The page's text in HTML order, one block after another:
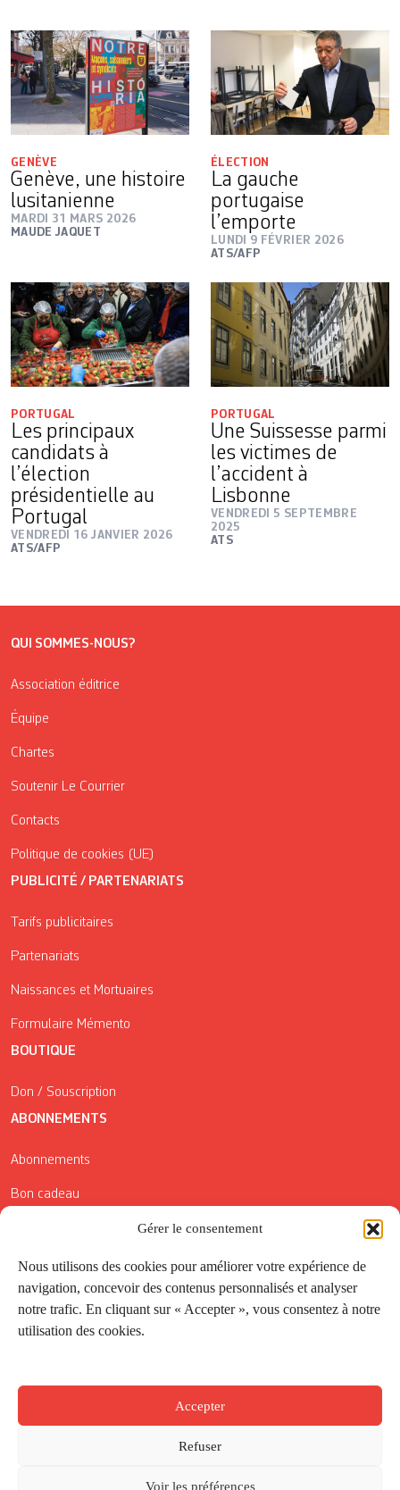
Gérer le consentement
Nous utilisons des cookies pour améliorer votre expérience de
navigation, concevoir des contenus personnalisés et analyser
notre trafic. En cliquant sur « Accepter », vous consentez à notre
utilisation des cookies.
Accepter
Refuser
Voir les préférences
GENÈVE
Genève, une histoire
lusitanienne
MARDI 31 MARS 2026
MAUDE JAQUET
ÉLECTION
La gauche
portugaise
l’emporte
LUNDI 9 FÉVRIER 2026
ATS/AFP
PORTUGAL
Les principaux
candidats à
l’élection
présidentielle au
Portugal
VENDREDI 16 JANVIER 2026
ATS/AFP
PORTUGAL
Une Suissesse parmi
les victimes de
l’accident à
Lisbonne
VENDREDI 5 SEPTEMBRE
2025
ATS
QUI SOMMES-NOUS?
Association éditrice
Équipe
Chartes
Soutenir Le Courrier
Contacts
Politique de cookies (UE)
PUBLICITÉ / PARTENARIATS
Tarifs publicitaires
Partenariats
Naissances et Mortuaires
Formulaire Mémento
BOUTIQUE
Don / Souscription
ABONNEMENTS
Abonnements
Bon cadeau
Conditions générales de vente
Réductions de la Carte Côté Courrier
Application